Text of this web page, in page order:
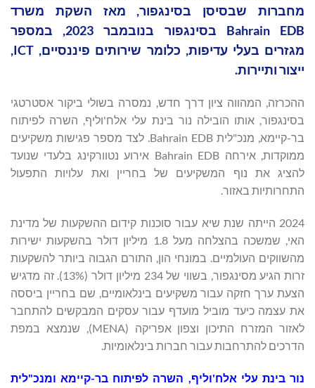
מחברות שבסיסן בסינגפור, מאז השקת משרד
Bahrain EDB בסינגפור בנובמבר 2023, במספר
מגזרים בעלי עדיפות, כלומר שירותים פיננסיים, ICT,
ייצור ותיירות.
ההכרזה, המהווה ציון דרך חדש, נמסרה בשולי ביקור אסטרטגי
בסינגפור, אותו הובילה נור בינת עלי אלח'וליף, השרה לפיתוח
בר-קיימא, מנכ"לית Bahrain EDB. לצד מספר פגישות משקיעים
ממוקדות, אירחה Bahrain EDB אירוע נטוורקינג בלעדי שנועד
להציג את נוף המשקיעים של בחריין ואת עלויות התפעול
התחרותיות באזור.
2024 הייתה שנת שיא עבור סוכנות קידום ההשקעות של מדינת
האי, שמשכה בהצלחה מעל 1.8 מיליון דולר בהשקעות ישירות
מהשווקים העולמיים. במונחי הון, התורם הגבוה ביותר להשקעות
זרות הגיע מסינגפור, בשווי של 234 מיליון דולר (13%). זה מדגיש
הצעת ערך חזקה עבור משקיעים בינלאומיים, שם בחריין ביססה
את עצמה כיעד מוביל מועדף עבור עסקים המבקשים להתחבר
לאזור המזרח התיכון וצפון אפריקה (MENA), שנמצא במפת
הדרכים להתרחבות עבור חברות בינלאומיות.
נור בינת עלי אלח'וליף, השרה לפיתוח בר-קיימא ומנכ"לית